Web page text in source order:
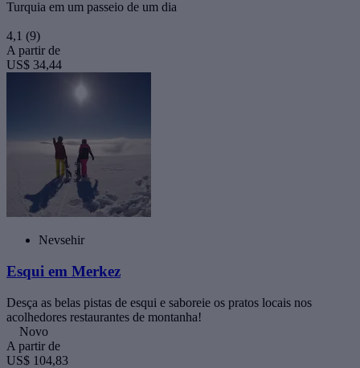
Turquia em um passeio de um dia
4,1 (9)
A partir de
US$ 34,44
Nevsehir
Esqui em Merkez
Desça as belas pistas de esqui e saboreie os pratos locais nos
acolhedores restaurantes de montanha!
Novo
A partir de
US$ 104,83